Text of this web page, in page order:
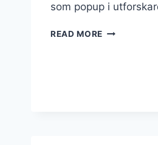
som popup i
READ MORE